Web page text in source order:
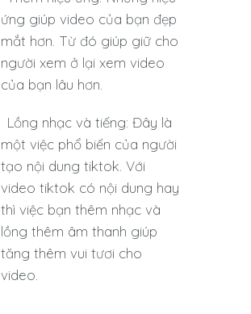
ứng giúp video của bạn đẹp
mắt hơn. Từ đó giúp giữ cho
người xem ở lại xem video
của bạn lâu hơn.
Lồng nhạc và tiếng: Đây là
một việc phổ biến của người
tạo nội dung tiktok. Với
video tiktok có nội dung hay
thì việc bạn thêm nhạc và
lồng thêm âm thanh giúp
tăng thêm vui tươi cho
video.